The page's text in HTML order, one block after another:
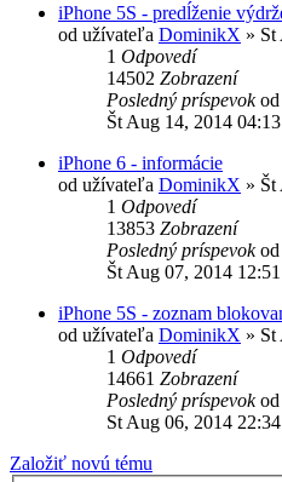
iPhone 5S - predĺženie
od užívateľa DominikX » St
1 Odpovedí
14502 Zobrazení
Posledný príspevok
Št Aug 14, 2014 04:13
iPhone 6 - informácie
od užívateľa DominikX » Št
1 Odpovedí
13853 Zobrazení
Posledný príspevok
Št Aug 07, 2014 12:51
iPhone 5S - zoznam
od užívateľa DominikX » St
1 Odpovedí
14661 Zobrazení
Posledný príspevok
St Aug 06, 2014 22:34
Založiť novú tému